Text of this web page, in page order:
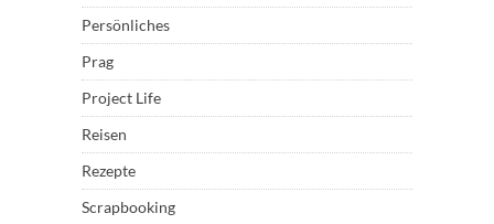
Persönliches
Prag
Project Life
Reisen
Rezepte
Scrapbooking